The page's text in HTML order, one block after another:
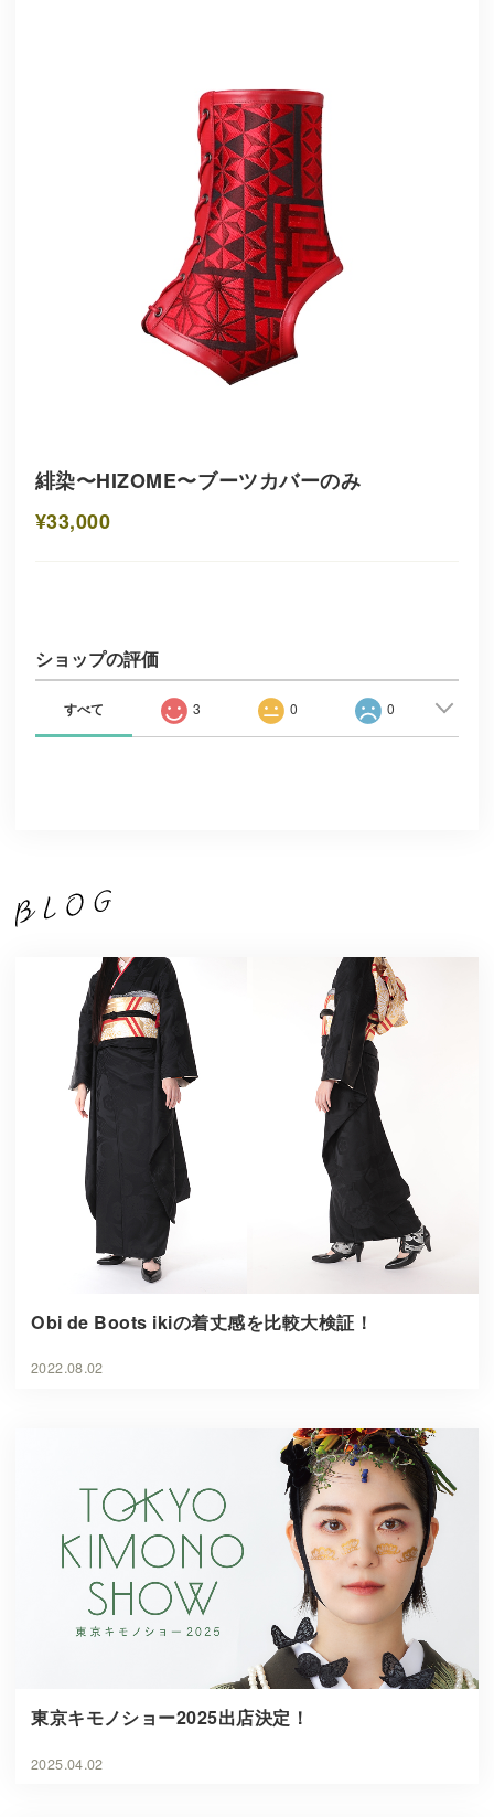
緋染〜HIZOME〜ブーツカバーのみ
¥33,000
ショップの評価
すべて 3 0 0
Obi de Boots ikiの着丈感を比較大検証！
2022.08.02
東京キモノショー2025出店決定！
2025.04.02